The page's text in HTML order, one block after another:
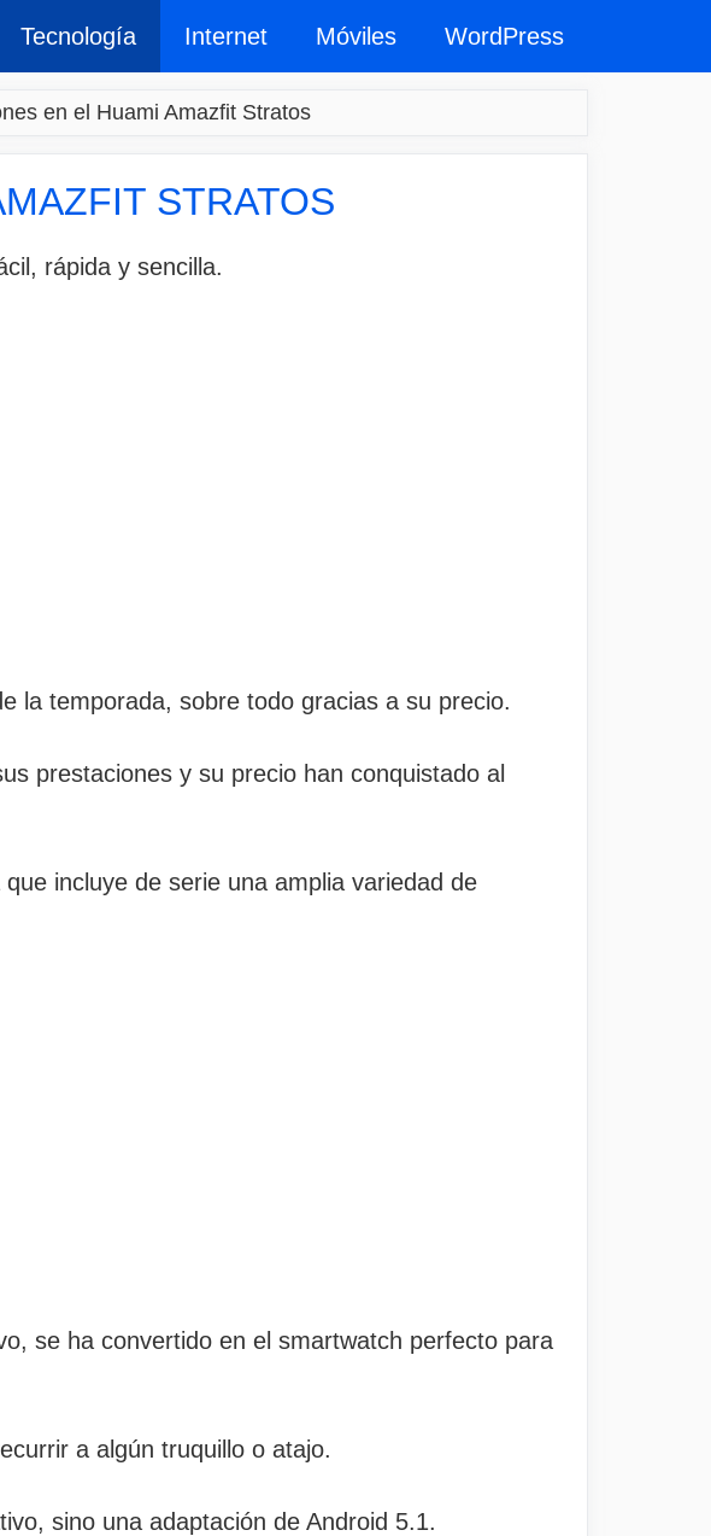
Tecnología Internet Móviles WordPress
en el Huami Amazfit Stratos
STRATOS
rápida y sencilla.
la temporada, sobre todo gracias a su precio.
prestaciones y su precio han conquistado al
incluye de serie una amplia variedad de
se ha convertido en el smartwatch perfecto para
a algún truquillo o atajo.
sino una adaptación de Android 5.1.